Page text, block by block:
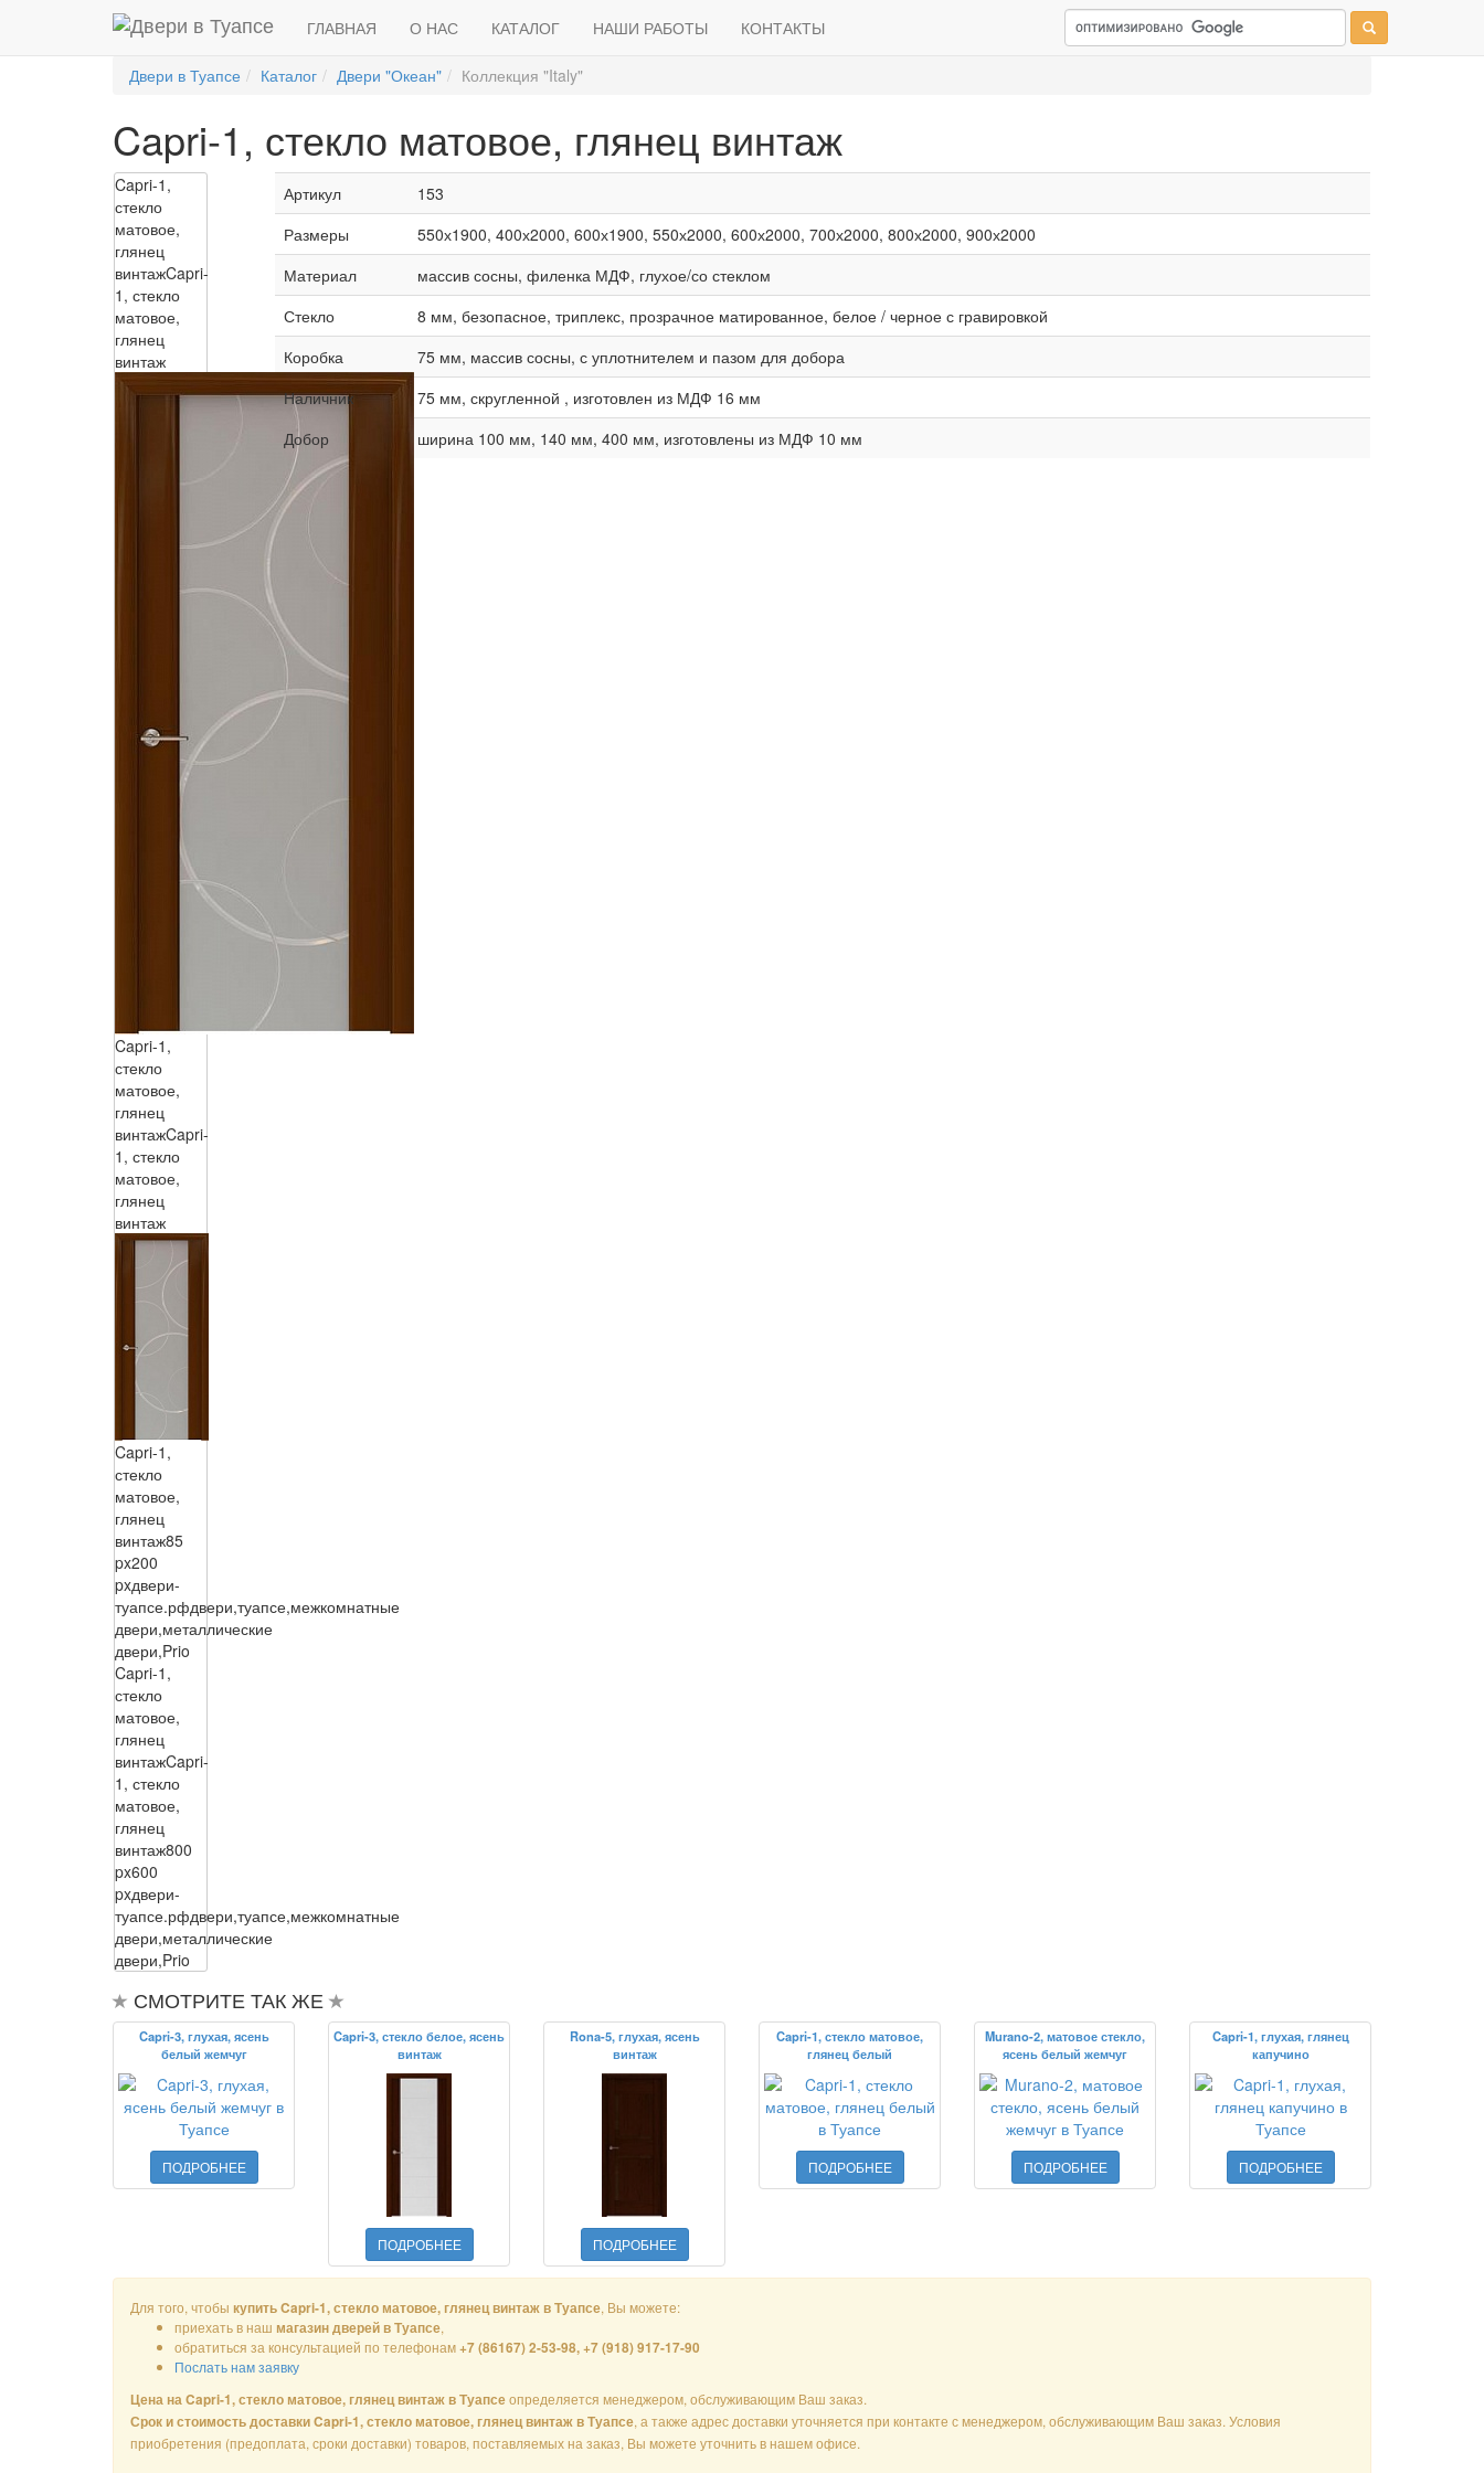
ГЛАВНАЯ О НАС КАТАЛОГ НАШИ РАБОТЫ КОНТАКТЫ
Двери в Туапсе Каталог Двери "Океан" Коллекция "Italy"
Capri-1, стекло матовое, глянец винтаж
Capri-1,
стекло
матовое,
глянец
винтажCapri-
1, стекло
матовое,
глянец
винтаж
Capri-1,
стекло
матовое,
глянец
винтажCapri-
1, стекло
матовое,
глянец
винтаж
Capri-1,
стекло
матовое,
глянец
винтаж85
px200
pxдвери-
туапсе.рфдвери,туапсе,межкомнатные
двери,металлические
двери,Prio
Capri-1,
стекло
матовое,
глянец
винтажCapri-
1, стекло
матовое,
глянец
винтаж800
px600
pxдвери-
туапсе.рфдвери,туапсе,межкомнатные
двери,металлические
двери,Prio
Артикул
153
Размеры
550х1900, 400х2000, 600х1900, 550х2000, 600х2000, 700х2000, 800х2000, 900х2000
Материал
массив сосны, филенка МДФ, глухое/со стеклом
Стекло
8 мм, безопасное, триплекс, прозрачное матированное, белое / черное с гравировкой
Коробка
75 мм, массив сосны, с уплотнителем и пазом для добора
Наличник
75 мм, скругленной , изготовлен из МДФ 16 мм
Добор
ширина 100 мм, 140 мм, 400 мм, изготовлены из МДФ 10 мм
СМОТРИТЕ ТАК ЖЕ
Capri-3, глухая, ясень
белый жемчуг
ПОДРОБНЕЕ
Capri-3, стекло белое, ясень
винтаж
ПОДРОБНЕЕ
Rona-5, глухая, ясень
винтаж
ПОДРОБНЕЕ
Capri-1, стекло матовое,
глянец белый
ПОДРОБНЕЕ
Murano-2, матовое стекло,
ясень белый жемчуг
ПОДРОБНЕЕ
Capri-1, глухая, глянец
капучино
ПОДРОБНЕЕ
Для того, чтобы купить Capri-1, стекло матовое, глянец винтаж в Туапсе, Вы можете:
приехать в наш магазин дверей в Туапсе,
обратиться за консультацией по телефонам+7 (86167) 2-53-98, +7 (918) 917-17-90
Послать нам заявку
Цена на Capri-1, стекло матовое, глянец винтаж в Туапсеопределяется менеджером, обслуживающим Ваш заказ.
Срок и стоимость доставки Capri-1, стекло матовое, глянец винтаж в Туапсе, а также адрес доставки уточняется при контакте с менеджером, обслуживающим Ваш заказ. Условия
приобретения (предоплата, сроки доставки) товаров, поставляемых на заказ, Вы можете уточнить в нашем офисе.